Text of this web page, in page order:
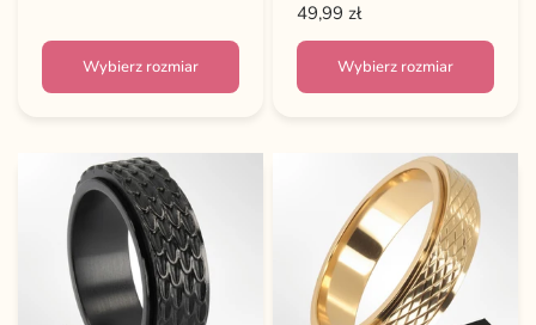
Wybierz rozmiar
49,99 zł
Wybierz rozmiar